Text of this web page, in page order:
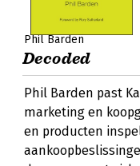
Phil Barden
Decoded
Phil Barden past
marketing en
en producten